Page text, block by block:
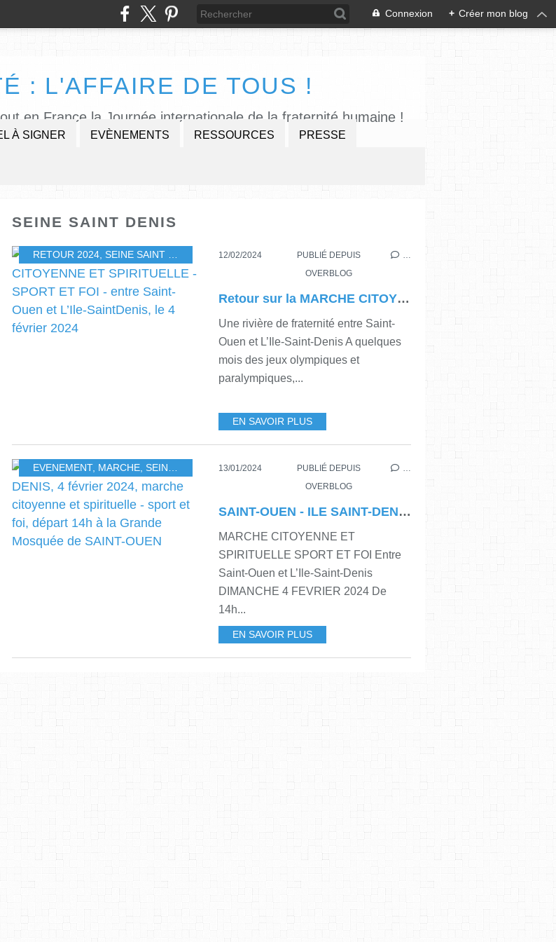
Connexion + Créer mon blog
: L'AFFAIRE DE TOUS !
en France la Journée internationale de la fraternité humaine !
À SIGNER EVÈNEMENTS RESSOURCES PRESSE
SEINE SAINT DENIS
RETOUR 2024, SEINE SAINT DENIS EVENEMENT MARCHE
12/02/2024
PUBLIÉ DEPUIS
OVERBLOG
…
Retour sur la MARCHE CITOYENNE ET SPIRITUELLE - SPORT ET FOI - entre Saint-Ouen et L’Ile-SaintDenis, le 4 février 2024
Une rivière de fraternité entre Saint-
Ouen et L’Ile-Saint-Denis A quelques
mois des jeux olympiques et
paralympiques,...
EN SAVOIR PLUS
EVENEMENT, MARCHE, SEINE SAINT DENIS 13/01/2024
PUBLIÉ DEPUIS
OVERBLOG
…
SAINT-OUEN - ILE SAINT-DENIS, 4 février 2024, marche citoyenne et spirituelle - sport et foi, départ 14h à la Grande Mosquée de SAINT-OUEN
MARCHE CITOYENNE ET
SPIRITUELLE SPORT ET FOI Entre
Saint-Ouen et L’Ile-Saint-Denis
DIMANCHE 4 FEVRIER 2024 De
14h...
EN SAVOIR PLUS